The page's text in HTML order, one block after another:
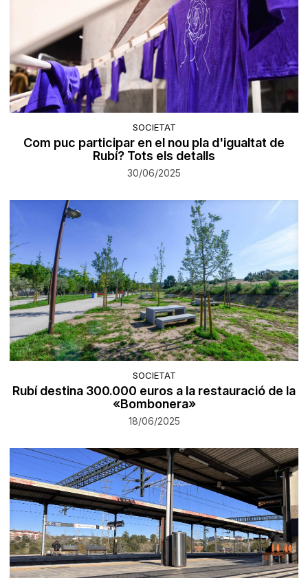
SOCIETAT
Com puc participar en el nou pla d'igualtat de
Rubí? Tots els detalls
30/06/2025
SOCIETAT
Rubí destina 300.000 euros a la restauració de la
«Bombonera»
18/06/2025